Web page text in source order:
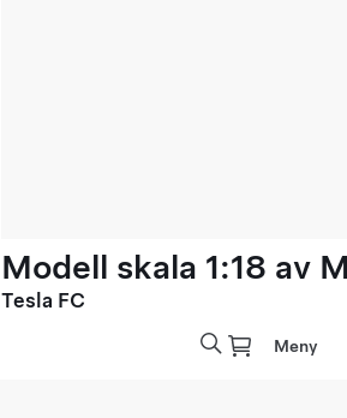
Modell skala 1:18 av
Tesla FC
Meny